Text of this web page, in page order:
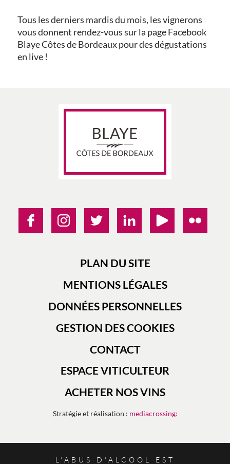
Tous les derniers mardis du mois, les vignerons
vous donnent rendez-vous sur la page Facebook
Blaye Côtes de Bordeaux pour des dégustations
en live !
PLAN DU SITE
MENTIONS LÉGALES
DONNÉES PERSONNELLES
GESTION DES COOKIES
CONTACT
ESPACE VITICULTEUR
ACHETER NOS VINS
Stratégie et réalisation : mediacrossing:
L'ABUS D'ALCOOL EST